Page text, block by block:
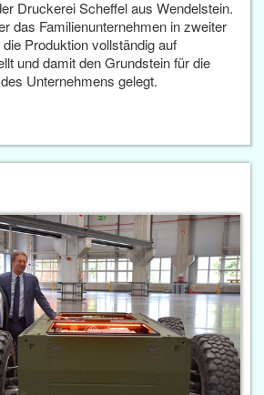
Druckerei Scheffel aus Wendelstein.
das Familienunternehmen in zweiter
Produktion vollständig auf
und damit den Grundstein für die
Unternehmens gelegt.